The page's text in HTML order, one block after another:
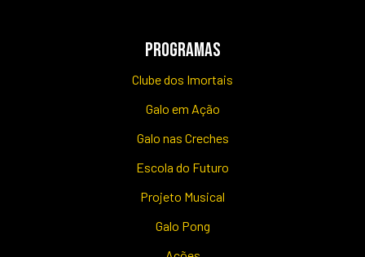
PROGRAMAS
Clube dos Imortais
Galo em Ação
Galo nas Creches
Escola do Futuro
Projeto Musical
Galo Pong